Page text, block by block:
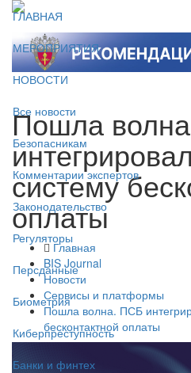
ГЛАВНАЯ
МЕРОПРИЯТИЯ
НОВОСТИ
Все новости
Безопасникам
Комментарии экспертов
Законодательство
Регуляторы
Персданные
Биометрия
Киберпреступность
Банки и финтех
Пошла
систему
оплаты
Главная
BIS Journal
Новости
Сервисы и платформы
Пошла волна. ПСБ
бесконтактной оплаты